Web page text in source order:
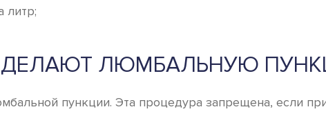
литр;
ДЕЛАЮТ ЛЮМБАЛЬНУЮ
пункции. Эта процедура запрещена, если